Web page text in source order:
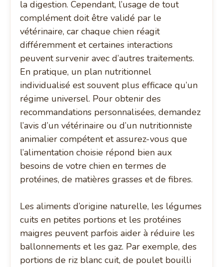
la digestion. Cependant, l’usage de tout
complément doit être validé par le
vétérinaire, car chaque chien réagit
différemment et certaines interactions
peuvent survenir avec d’autres traitements.
En pratique, un plan nutritionnel
individualisé est souvent plus efficace qu’un
régime universel. Pour obtenir des
recommandations personnalisées, demandez
l’avis d’un vétérinaire ou d’un nutritionniste
animalier compétent et assurez-vous que
l’alimentation choisie répond bien aux
besoins de votre chien en termes de
protéines, de matières grasses et de fibres.
Les aliments d’origine naturelle, les légumes
cuits en petites portions et les protéines
maigres peuvent parfois aider à réduire les
ballonnements et les gaz. Par exemple, des
portions de riz blanc cuit, de poulet bouilli